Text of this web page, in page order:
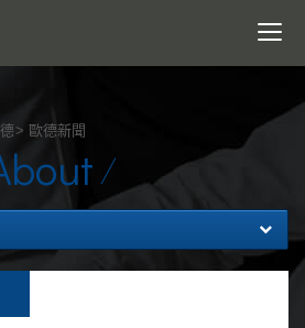
Toggle
歐德新聞